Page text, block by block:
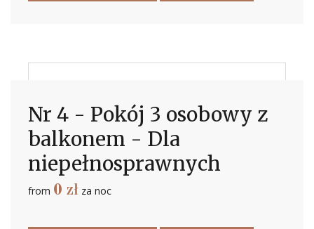
from 0 zł za noc
Nr 4 - Pokój 3 osobowy z
balkonem - Dla
niepełnosprawnych